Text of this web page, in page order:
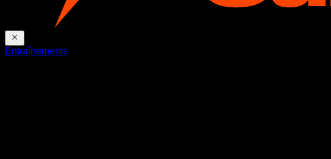
Entraînements